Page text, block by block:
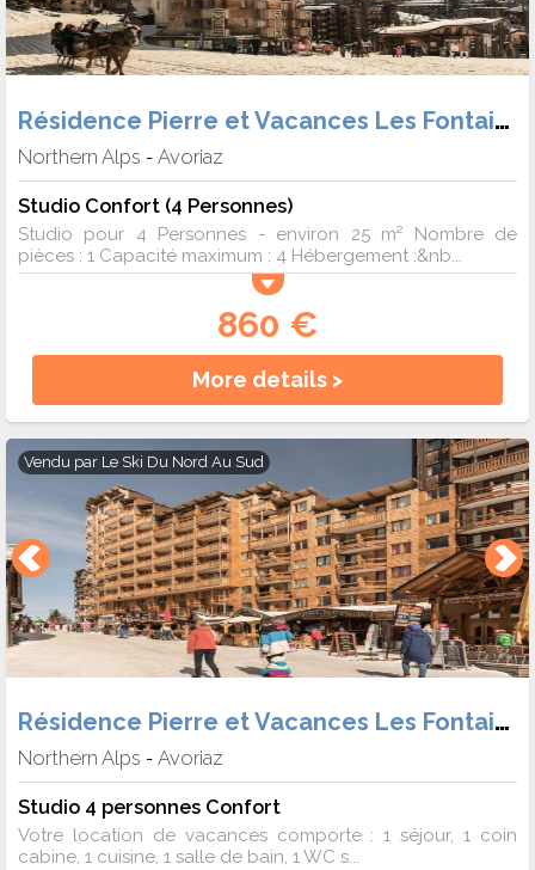
Résidence Pierre et Vacances Les Fontaines Blanches
Northern Alps - Avoriaz
Studio Confort (4 Personnes)
Studio pour 4 Personnes - environ 25 m² Nombre de
pièces : 1 Capacité maximum : 4 Hébergement :&nb...
860 €
More details >
Vendu par Le Ski Du Nord Au Sud
Résidence Pierre et Vacances Les Fontaines Blanches
Northern Alps - Avoriaz
Studio 4 personnes Confort
Votre location de vacances comporte : 1 séjour, 1 coin
cabine, 1 cuisine, 1 salle de bain, 1 WC s...